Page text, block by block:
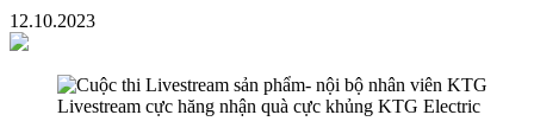
12.10.2023
Livestream cực hăng nhận quà cực khủng KTG Electric